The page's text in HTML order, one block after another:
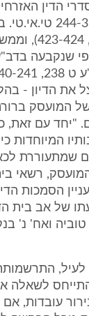
הדין
עמ' 459 דב"ע נו/
פד"ע לא עמ'
את הדיון -
המועסק
"יחד עם זאת,
המיוחדות
שמתעוררת
רשאי
424; לעניין
של אב בית
טוביה ואח'
לעיל,
לשאלה
עובדות, אם